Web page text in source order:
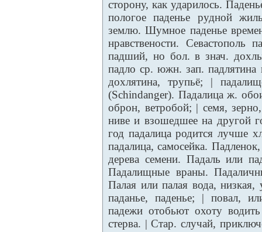
сторону, как ударилось.
пологое паденье рудной
землю. Шумное паденье
нравствености. Севастополь
падший, но бол. в знач.
падло ср. южн. зап. падлятина
дохлятина, трупьё; |
(Schindanger). Падалица ж.
оброн, ветробой; | семя,
ниве и взошедшее на другой
год падалица родится лучше
падалица, самосейка.
дерева семени. Падаль или
Падалищные враны.
Палая или палая вода,
паданье, паденье; | повал,
падежи отобьют охоту
стерва. | Стар. случай,